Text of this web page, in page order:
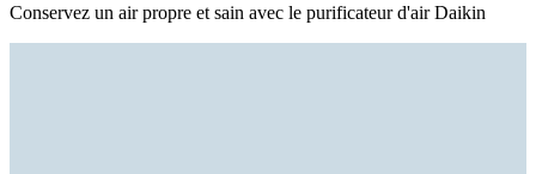
Conservez un air propre et sain avec le purificateur d'air Daikin